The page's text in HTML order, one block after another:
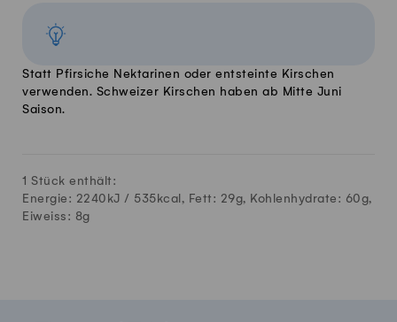
Statt Pfirsiche Nektarinen oder entsteinte Kirschen
verwenden. Schweizer Kirschen haben ab Mitte Juni
Saison.
1 Stück enthält:
Energie: 2240kJ / 535 kcal, Fett: 29g, Kohlenhydrate: 60g,
Eiweiss: 8g